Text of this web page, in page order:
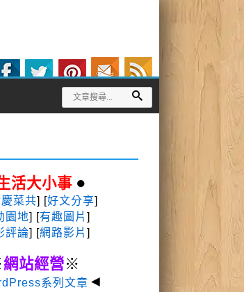
活大小事 ●
菜共] [好文分享]
園地] [有趣圖片 ]
評論] [網路影片 ]
網站經營※
系列文章 ◄